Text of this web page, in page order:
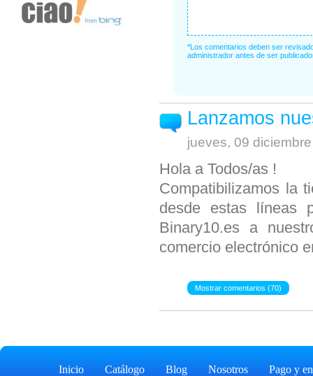
*Los comentarios deben ser
administrador antes de ser
Lanzamos
jueves, 09
Hola a Todos/as !
Compatibilizamos la
desde estas líneas
Binary10.es a
comercio electrónico
Mostrar comentarios (70)
Inicio Catálogo Blog Nosotros Pago y